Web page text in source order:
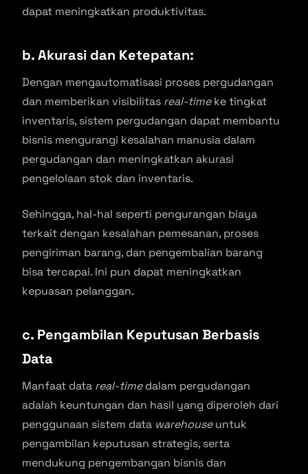
dapat meningkatkan produktivitas.
b. Akurasi dan Ketepatan:
Dengan mengautomatisasi proses pergudangan
dan memberikan visibilitas real-timeke tingkat
inventaris, sistem pergudangan dapat membantu
bisnis mengurangi kesalahan manusia dalam
pergudangan dan meningkatkan akurasi
pengelolaan stok dan inventaris.
Sehingga, hal-hal seperti pengurangan biaya
terkait dengan kesalahan pemesanan, proses
pengiriman barang, dan pengembalian barang
bisa tercapai. Ini pun dapat meningkatkan
kepuasan pelanggan.
c. Pengambilan Keputusan Berbasis
Data
Manfaat data real-timedalam pergudangan
adalah keuntungan dan hasil yang diperoleh dari
penggunaan sistem data warehouseuntuk
pengambilan keputusan strategis, serta
mendukung pengembangan bisnis dan